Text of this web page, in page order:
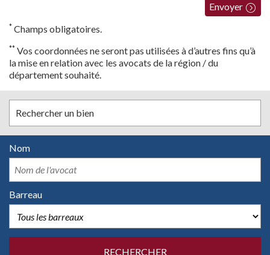
Envoyer
* Champs obligatoires.
** Vos coordonnées ne seront pas utilisées à d’autres fins qu’à
la mise en relation avec les avocats de la région / du
département souhaité.
Rechercher un bien
Nom
Barreau